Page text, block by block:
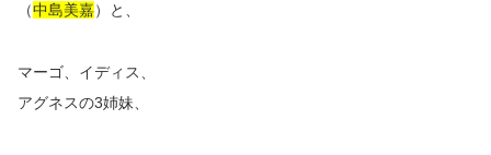
（中島美嘉）と、
マーゴ、イディス、
アグネスの3姉妹、